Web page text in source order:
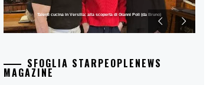
Talenti cucina in Versilia: alla scoperta di Gianni Poli (da Bruno)
SFOGLIA STARPEOPLENEWS
MAGAZINE